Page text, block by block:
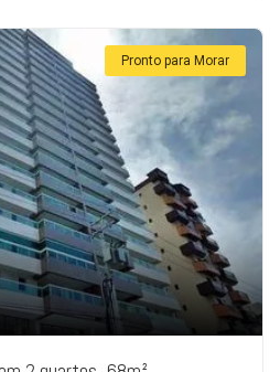
Pronto para Morar